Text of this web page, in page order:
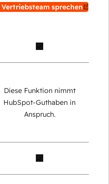
Vertriebsteam sprechen
Diese Funktion nimmt
HubSpot-Guthaben in
Anspruch.